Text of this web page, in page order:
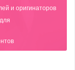
и оригинаторов